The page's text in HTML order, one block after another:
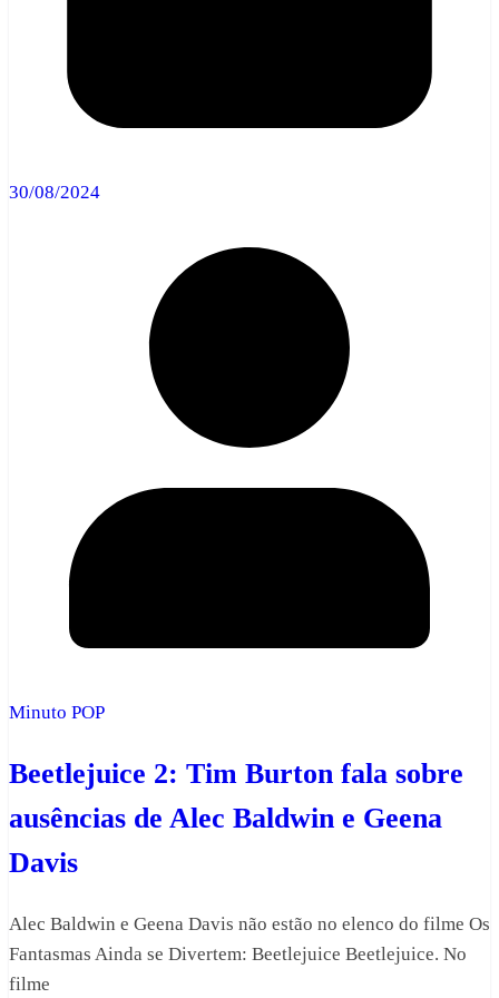
30/08/2024
Minuto POP
Beetlejuice 2: Tim Burton fala sobre
ausências de Alec Baldwin e Geena
Davis
Alec Baldwin e Geena Davis não estão no elenco do filme Os
Fantasmas Ainda se Divertem: Beetlejuice Beetlejuice. No
filme